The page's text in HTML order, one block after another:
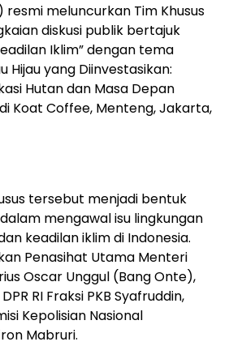
resmi meluncurkan Tim Khusus
diskusi publik bertajuk
Iklim” dengan tema
Hijau yang Diinvestasikan:
Hutan dan Masa Depan
Koat Coffee, Menteng, Jakarta,
tersebut menjadi bentuk
mengawal isu lingkungan
keadilan iklim di Indonesia.
Penasihat Utama Menteri
Oscar Unggul (Bang Onte),
RI Fraksi PKB Syafruddin,
Kepolisian Nasional
Mabruri.